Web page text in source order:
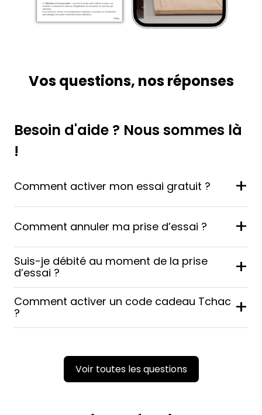
Vos questions, nos réponses
Besoin d'aide ? Nous sommes là
!
Comment activer mon essai gratuit ? +
Comment annuler ma prise d’essai ? +
Suis-je débité au moment de la prise
d’essai ?
+
Comment activer un code cadeau Tchac
?
+
Voir toutes les questions